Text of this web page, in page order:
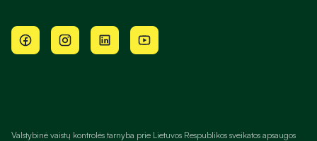
Valstybinė vaistų kontrolės tarnyba prie Lietuvos Respublikos sveikatos apsaugos